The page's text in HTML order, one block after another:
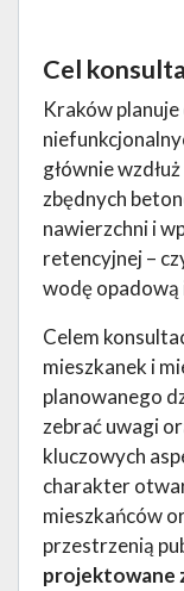
Cel
Kraków
głównie
zbędnych
nawierzchni i
retencyjnej –
wodę
Celem
mieszkanek i
planowanego
zebrać uwagi
kluczowych
charakter
mieszkańców
przestrzenią
projektowane